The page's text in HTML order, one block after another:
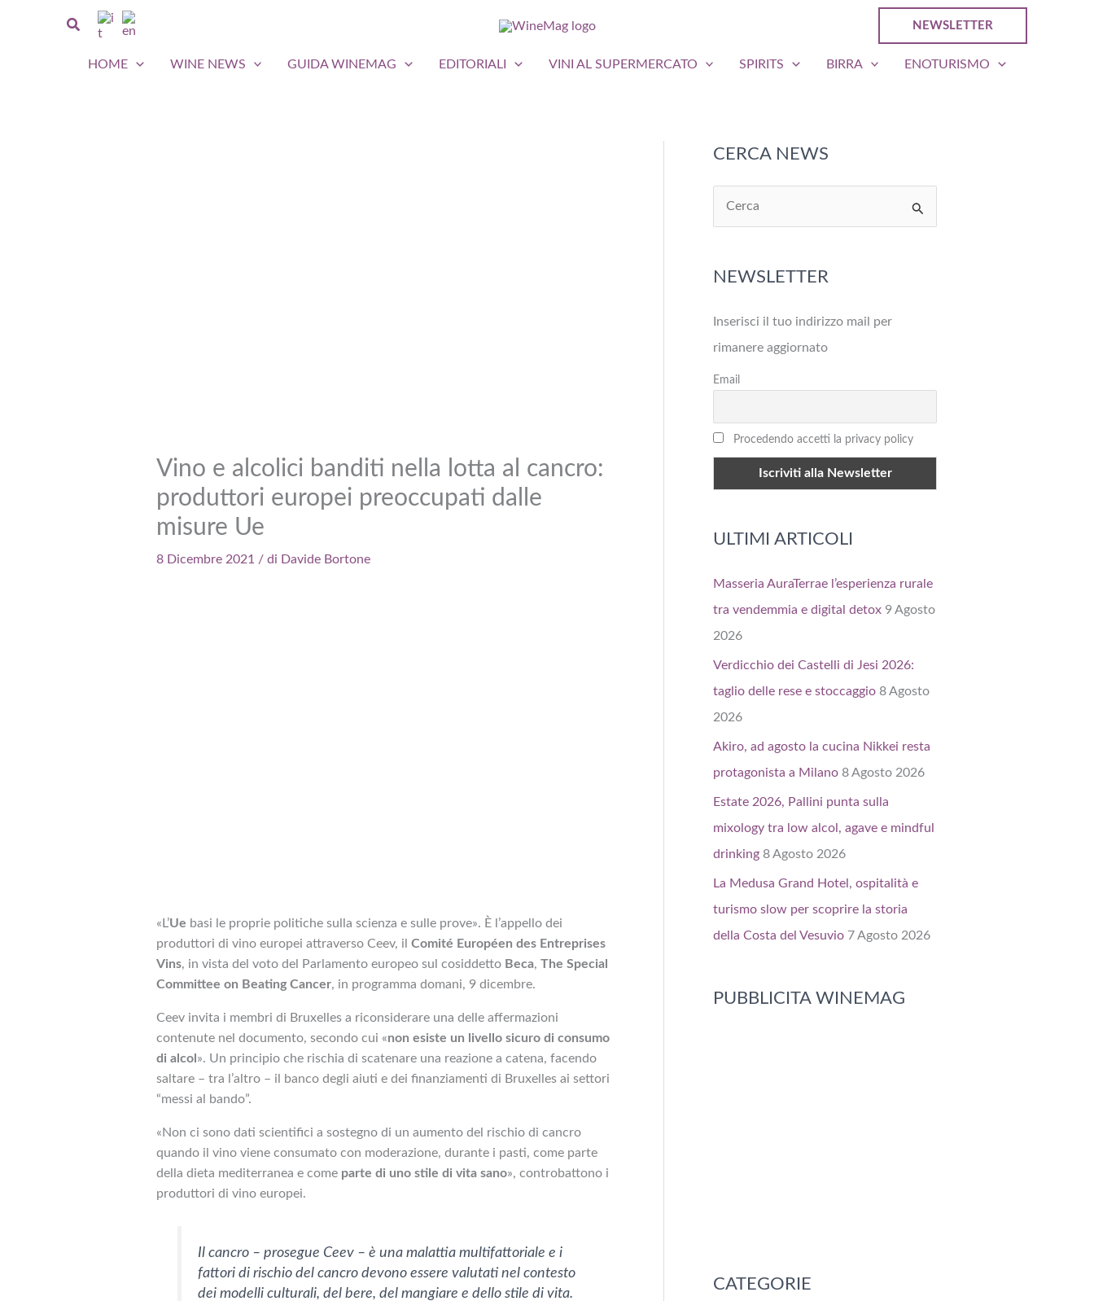
Cerca NEWSLETTER
HOME WINE NEWS GUIDA WINEMAG EDITORIALI VINI AL SUPERMERCATO SPIRITS BIRRA ENOTURISMO
Vino e alcolici banditi nella lotta al cancro:
produttori europei preoccupati dalle
misure Ue
8 Dicembre 2021 / di Davide Bortone
«L’Ue basi le proprie politiche sulla scienza e sulle prove». È l’appello dei
produttori di vino europei attraverso Ceev, il Comité Européen des Entreprises
Vins, in vista del voto del Parlamento europeo sul cosiddetto Beca, The Special
Committee on Beating Cancer, in programma domani, 9 dicembre.
Ceev invita i membri di Bruxelles a riconsiderare una delle affermazioni
contenute nel documento, secondo cui «non esiste un livello sicuro di consumo
di alcol ». Un principio che rischia di scatenare una reazione a catena, facendo
saltare – tra l’altro – il banco degli aiuti e dei finanziamenti di Bruxelles ai settori
“messi al bando”.
«Non ci sono dati scientifici a sostegno di un aumento del rischio di cancro
quando il vino viene consumato con moderazione, durante i pasti, come parte
della dieta mediterranea e come parte di uno stile di vita sano», controbattono i
produttori di vino europei.
Il cancro – prosegue Ceev – è una malattia multifattoriale e i
fattori di rischio del cancro devono essere valutati nel contesto
dei modelli culturali, del bere, del mangiare e dello stile di vita.
CERCA NEWS
e
c
:
NEWSLETTER
Inserisci il tuo indirizzo mail per
rimanere aggiornato
Email
Procedendo accetti la privacy policy
ULTIMI ARTICOLI
Masseria AuraTerrae l’esperienza rurale
tra vendemmia e digital detox 9 Agosto
2026
Verdicchio dei Castelli di Jesi 2026:
taglio delle rese e stoccaggio 8 Agosto
2026
Akiro, ad agosto la cucina Nikkei resta
protagonista a Milano 8 Agosto 2026
Estate 2026, Pallini punta sulla
mixology tra low alcol, agave e mindful
drinking 8 Agosto 2026
La Medusa Grand Hotel, ospitalità e
turismo slow per scoprire la storia
della Costa del Vesuvio 7 Agosto 2026
PUBBLICITA WINEMAG
CATEGORIE